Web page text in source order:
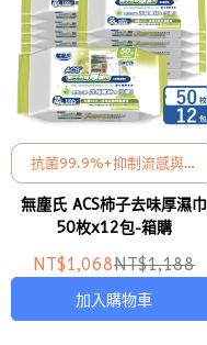
抗菌99.9%+抑制流感與腸
病毒
無塵氏 ACS柿子去味厚濕巾
50枚x12包-箱購
NT$1,068NT$1,188
加入購物車